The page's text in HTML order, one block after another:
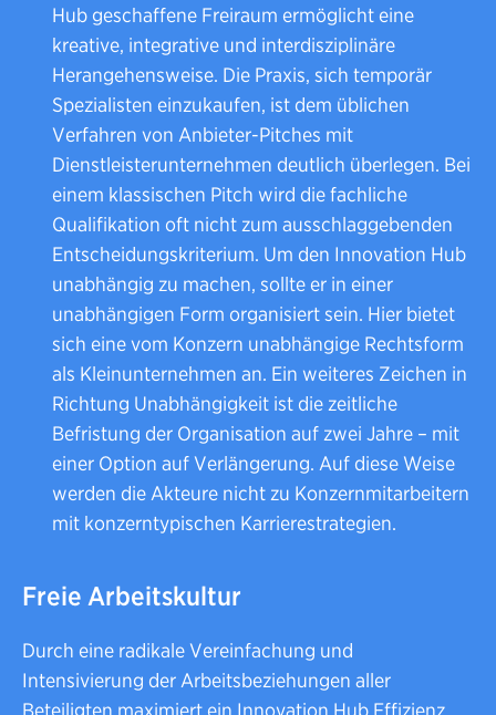
Hub geschaffene Freiraum ermöglicht eine
kreative, integrative und interdisziplinäre
Herangehensweise. Die Praxis, sich temporär
Spezialisten einzukaufen, ist dem üblichen
Verfahren von Anbieter-Pitches mit
Dienstleisterunternehmen deutlich überlegen. Bei
einem klassischen Pitch wird die fachliche
Qualifikation oft nicht zum ausschlaggebenden
Entscheidungskriterium. Um den Innovation Hub
unabhängig zu machen, sollte er in einer
unabhängigen Form organisiert sein. Hier bietet
sich eine vom Konzern unabhängige Rechtsform
als Kleinunternehmen an. Ein weiteres Zeichen in
Richtung Unabhängigkeit ist die zeitliche
Befristung der Organisation auf zwei Jahre – mit
einer Option auf Verlängerung. Auf diese Weise
werden die Akteure nicht zu Konzernmitarbeitern
mit konzerntypischen Karrierestrategien.
Freie Arbeitskultur
Durch eine radikale Vereinfachung und
Intensivierung der Arbeitsbeziehungen aller
Beteiligten maximiert ein Innovation Hub Effizienz